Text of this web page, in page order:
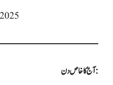
آج کا خاص دن: